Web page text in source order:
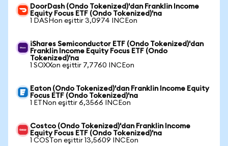
DoorDash (Ondo Tokenized)'dan Franklin Income
Equity Focus ETF (Ondo Tokenized)'na
1 DASHon eşittir 3,0974 INCEon
iShares Semiconductor ETF (Ondo Tokenized)'dan
Franklin Income Equity Focus ETF (Ondo
Tokenized)'na
1 SOXXon eşittir 7,7760 INCEon
Eaton (Ondo Tokenized)'dan Franklin Income Equity
Focus ETF (Ondo Tokenized)'na
1 ETNon eşittir 6,3566 INCEon
Costco (Ondo Tokenized)'dan Franklin Income
Equity Focus ETF (Ondo Tokenized)'na
1 COSTon eşittir 13,5609 INCEon